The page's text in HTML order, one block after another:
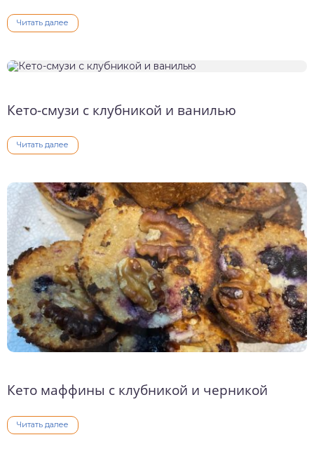
Читать далее
Кето-смузи с клубникой и ванилью
Читать далее
Кето маффины с клубникой и черникой
Читать далее